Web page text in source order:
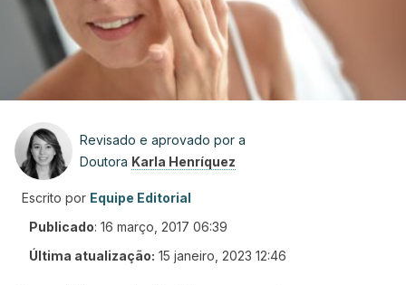
Revisado e aprovado por a
Doutora Karla Henríquez
Escrito por Equipe Editorial
Publicado: 16 março, 2017 06:39
Última atualização: 15 janeiro, 2023 12:46